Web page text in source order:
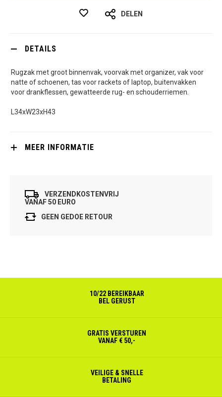
DELEN
DETAILS
Rugzak met groot binnenvak, voorvak met organizer, vak voor
natte of schoenen, tas voor rackets of laptop, buitenvakken
voor drankflessen, gewatteerde rug- en schouderriemen.
L34xW23xH43
MEER INFORMATIE
VERZENDKOSTENVRIJ
VANAF 50 EURO
GEEN GEDOE RETOUR
10/22 BEREIKBAAR
BEL GERUST
GRATIS VERSTUREN
VANAF € 50,-
VEILIGE & SNELLE
BETALING